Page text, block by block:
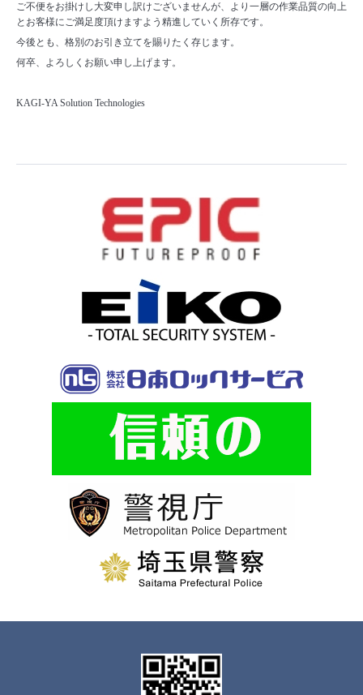
ご不便をお掛けし大変申し訳けございませんが、より一層の作業品質の向上
とお客様にご満足度頂けますよう精進していく所存です。
今後とも、格別のお引き立てを賜りたく存じます。
何卒、よろしくお願い申し上げます。
KAGI-YA Solution Technologies